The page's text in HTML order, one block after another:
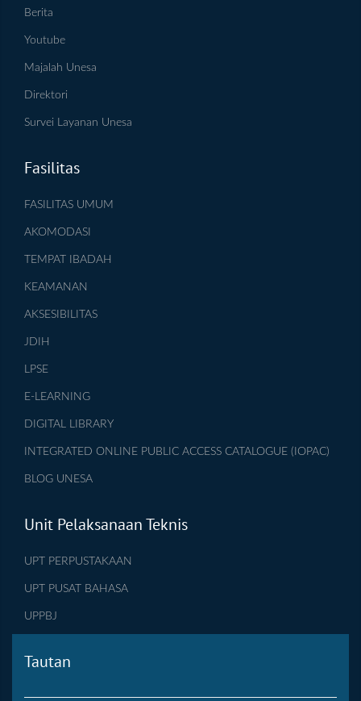
Berita
Youtube
Majalah Unesa
Direktori
Survei Layanan Unesa
Fasilitas
FASILITAS UMUM
AKOMODASI
TEMPAT IBADAH
KEAMANAN
AKSESIBILITAS
JDIH
LPSE
E-LEARNING
DIGITAL LIBRARY
INTEGRATED ONLINE PUBLIC ACCESS CATALOGUE (IOPAC)
BLOG UNESA
Unit Pelaksanaan Teknis
UPT PERPUSTAKAAN
UPT PUSAT BAHASA
UPPBJ
Tautan